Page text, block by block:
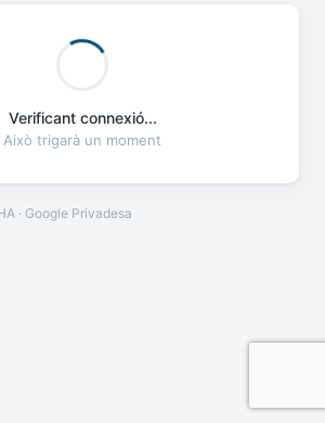
Verificant connexió...
Això trigarà un moment
· Google Privadesa